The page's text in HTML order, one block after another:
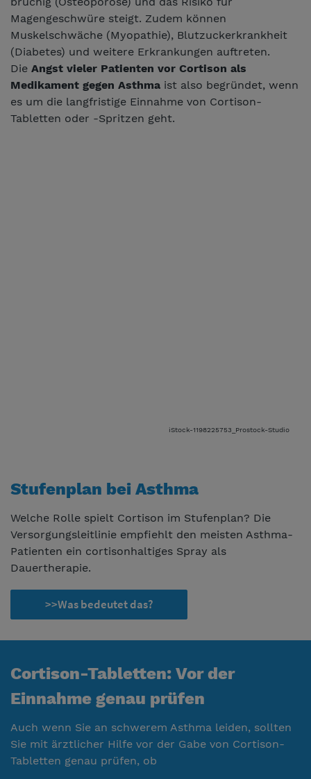
Magengeschwüre steigt. Zudem können
Muskelschwäche (Myopathie), Blutzuckerkrankheit
(Diabetes) und weitere Erkrankungen auftreten.
Die Angst vieler Patienten vor Cortison als
Medikament gegen Asthma ist also begründet, wenn
es um die langfristige Einnahme von Cortison-
Tabletten oder -Spritzen geht.
iStock-1198225753_Prostock-Studio
Stufenplan bei Asthma
Welche Rolle spielt Cortison im Stufenplan? Die
Versorgungsleitlinie empfiehlt den meisten Asthma-
Patienten ein cortisonhaltiges Spray als
Dauertherapie.
>>Was bedeutet das?
Cortison-Tabletten: Vor der
Einnahme genau prüfen
Auch wenn Sie an schwerem Asthma leiden, sollten
Sie mit ärztlicher Hilfe vor der Gabe von Cortison-
Tabletten genau prüfen, ob